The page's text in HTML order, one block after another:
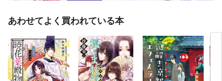
あわせてよく買われている本